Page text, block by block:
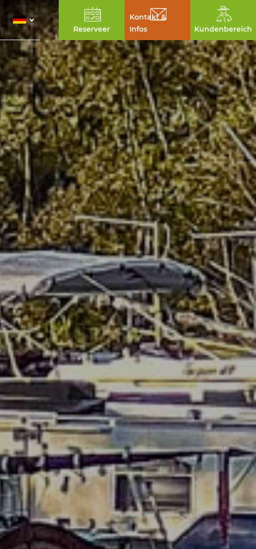
Reserveer
Kontakt &
Infos
Kundenbereich